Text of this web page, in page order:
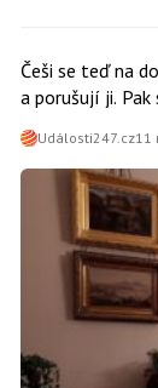
Češi se teď na
a porušují ji.
Události247.cz11